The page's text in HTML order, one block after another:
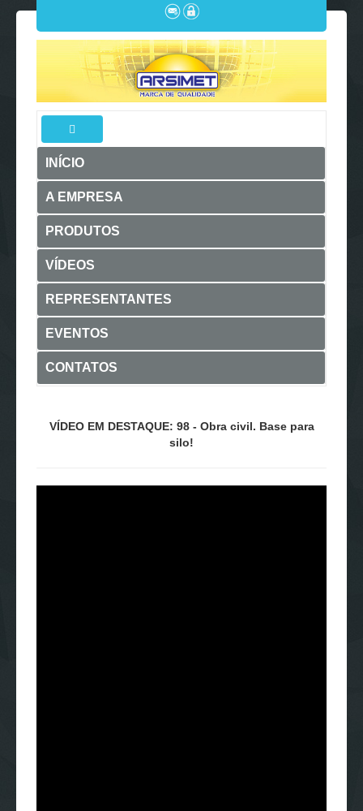
INÍCIO
A EMPRESA
PRODUTOS
VÍDEOS
REPRESENTANTES
EVENTOS
CONTATOS
VÍDEO EM DESTAQUE: 98 - Obra civil. Base para
silo!